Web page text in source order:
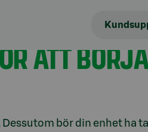
ATT BÖRJA
Dessutom bör din enhet ha